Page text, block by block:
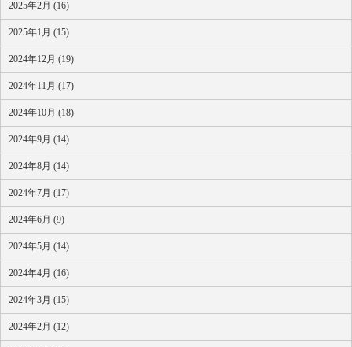
2025年2月 (16)
2025年1月 (15)
2024年12月 (19)
2024年11月 (17)
2024年10月 (18)
2024年9月 (14)
2024年8月 (14)
2024年7月 (17)
2024年6月 (9)
2024年5月 (14)
2024年4月 (16)
2024年3月 (15)
2024年2月 (12)